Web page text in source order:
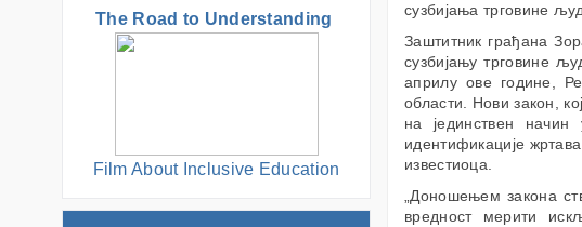
сузбијања трговине
Заштитник грађана
сузбијању трговине
априлу ове године,
области. Нови закон,
на јединствен начин
идентификације
известиоца.
„Доношењем закона
вредност мерити
The Road to Understanding
Film About Inclusive Education